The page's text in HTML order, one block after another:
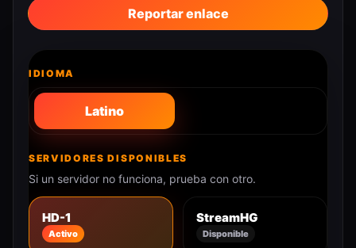
Reportar enlace
IDIOMA
Latino
SERVIDORES DISPONIBLES
Si un servidor no funciona, prueba con otro.
HD-1
Activo
StreamHG
Disponible